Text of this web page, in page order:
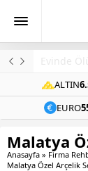
ALTIN
EURO
Malatya
Anasayfa » Firma
Malatya Özel Arçelik